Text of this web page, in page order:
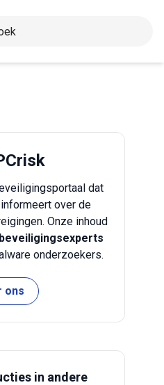
dat
over de
Onze inhoud
beveiligingsexperts
onderzoekers.
ons
in andere